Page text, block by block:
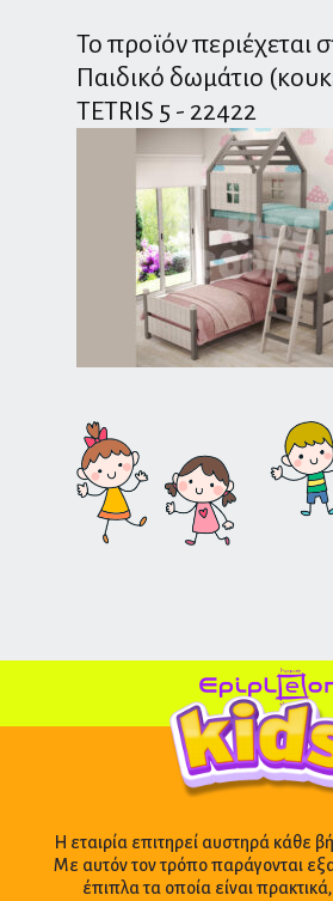
Το προϊόν περιέχεται
Παιδικό δωμάτιο
TETRIS 5 - 22422
Η εταιρία επιτηρεί αυστηρά κάθε
Με αυτόν τον τρόπο παράγονται
έπιπλα τα οποία είναι